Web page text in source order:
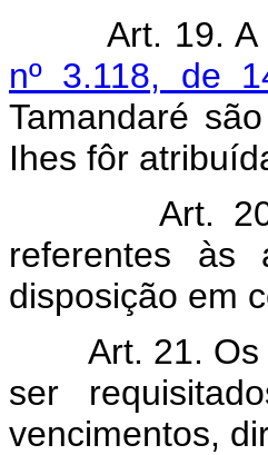
Art. 19.
nº 3.118, de
Tamandaré
Ihes fôr
Art.
referentes às
disposição em
Art. 21.
ser
vencimentos,